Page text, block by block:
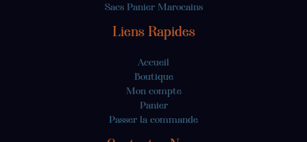
Sacs Panier Marocains
Liens Rapides
Accueil
Boutique
Mon compte
Panier
Passer la commande